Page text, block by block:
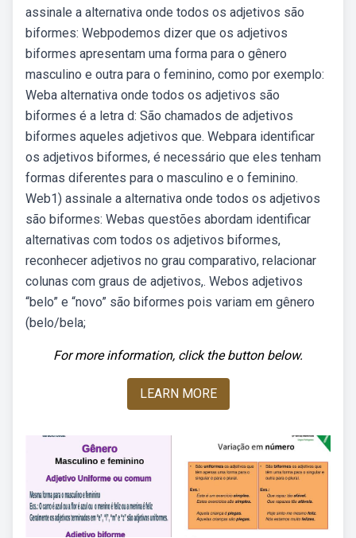
assinale a alternativa onde todos os adjetivos são
biformes: Webpodemos dizer que os adjetivos
biformes apresentam uma forma para o gênero
masculino e outra para o feminino, como por exemplo:
Weba alternativa onde todos os adjetivos são
biformes é a letra d: São chamados de adjetivos
biformes aqueles adjetivos que. Webpara identificar
os adjetivos biformes, é necessário que eles tenham
formas diferentes para o masculino e o feminino.
Web1) assinale a alternativa onde todos os adjetivos
são biformes: Webas questões abordam identificar
alternativas com todos os adjetivos biformes,
reconhecer adjetivos no grau comparativo, relacionar
colunas com graus de adjetivos,. Webos adjetivos
“belo” e “novo” são biformes pois variam em gênero
(belo/bela;
For more information, click the button below.
LEARN MORE